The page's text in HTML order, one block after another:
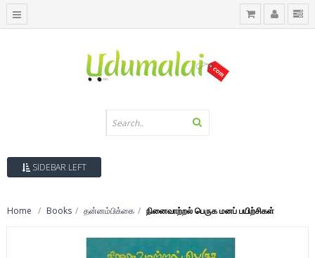
SIDEBAR LEFT
Home Books தன்னம்பிக்கை நினைவாற்றல் பெருக மனப் பயிற்சிகள்